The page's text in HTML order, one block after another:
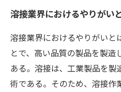
溶接業界におけるやりがい
溶接業界におけるやりがいと
とで、高い品質の製品を製造
ある。溶接は、工業製品を
術である。そのため、溶接作